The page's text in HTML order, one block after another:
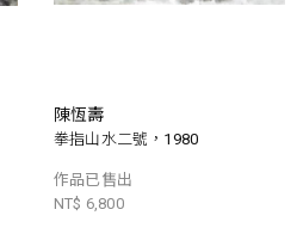
陳恆壽
拳指山水二號，1980
作品已售出
NT$ 6,800